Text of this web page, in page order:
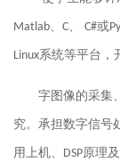
Matlab、 C、 C#或
Linux系统等平台，
字图像的采集
究。承担数字信号
用上机、 DSP原理